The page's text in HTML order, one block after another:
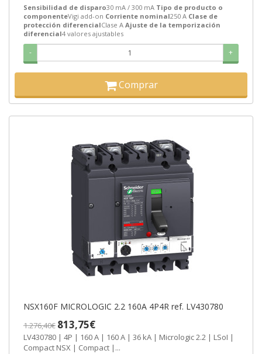
Sensibilidad de disparo30 mA / 300 mA Tipo de producto o
componenteVigi add-on Corriente nominal250 A Clase de
protección diferencialClase A Ajuste de la temporización
diferencial4 valores ajustables
- +
Comprar
NSX160F MICROLOGIC 2.2 160A 4P4R ref. LV430780
1.276,40€ 813,75€
LV430780 | 4P | 160 A | 160 A | 36 kA | Micrologic 2.2 | LSoI |
Compact NSX | Compact |...